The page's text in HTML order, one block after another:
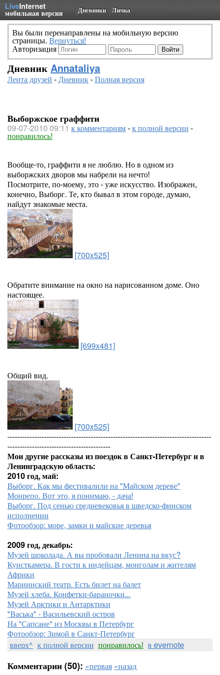
LiveInternet
мобильная версия Дневники Личка
Вы были перенаправлены на мобильную версию
страницы. Вернуться!
Авторизация
Дневник Annataliya
Лента друзей -Дневник-Полная версия
Выборжское граффити
09-07-2010 09:11 к комментариям-к полной версии -
понравилось!
Вообще-то, граффити я не люблю. Но в одном из
выборжских дворов мы набрели на нечто!
Посмотрите, по-моему, это - уже искусство. Изображен,
конечно, Выборг. Те, кто бывал в этом городе, думаю,
найдут знакомые места.
[700x525]
Обратите внимание на окно на нарисованном доме. Оно
настоящее.
[699x481]
Общий вид.
[700x525]
-----------------------------------------------------------------------------------
------------------------------------------
Мои другие рассказы из поездок в Санкт-Петербург и в
Ленинградскую область:
2010 год, май:
Выборг. Как мы фестивалили на "Майском дереве"
Монрепо. Вот это, я понимаю, - дача!
Выборг. Под сенью средневековья в шведско-финском
исполнении
Фотообзор: море, замки и майские деревья
2009 год, декабрь:
Музей шоколада. А вы пробовали Ленина на вкус?
Кунсткамера. В гости к индейцам, монголам и жителям
Африки
Мариинский театр. Есть билет на балет
Музей хлеба. Конфетки-бараночки...
Музей Арктики и Антарктики
"Васька" - Васильевский остров
На "Сапсане" из Москвы в Петербург
Фотообзор: Зимой в Санкт-Петербург
вверх^ к полной версии понравилось! в evernote
Комментарии (50): «первая «назад